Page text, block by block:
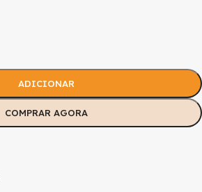
ADICIONAR
COMPRAR AGORA